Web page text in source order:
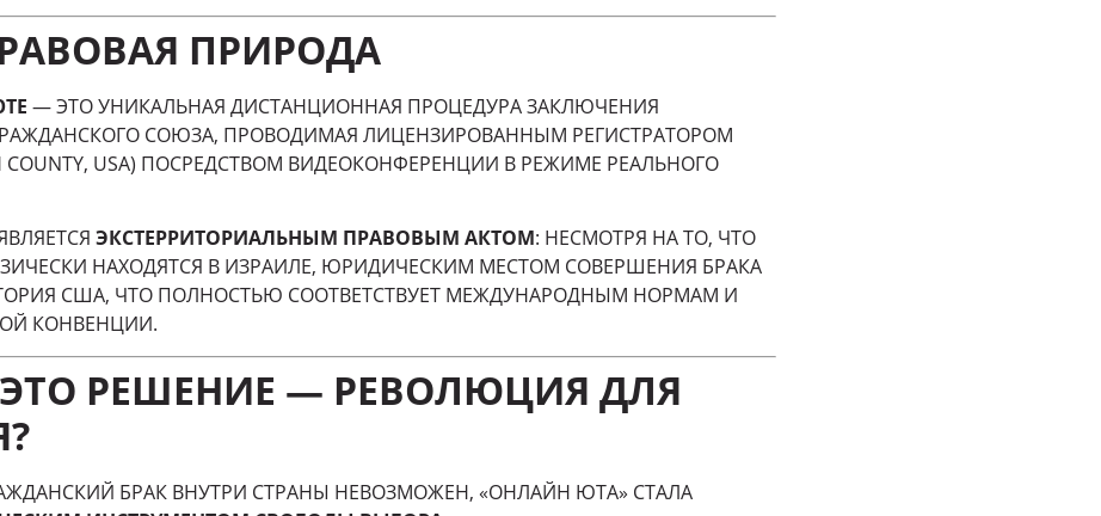
ПРИРОДА
— ЭТО УНИКАЛЬНАЯ ДИСТАНЦИОННАЯ ПРОЦЕДУРА ЗАКЛЮЧЕНИЯ
СОЮЗА, ПРОВОДИМАЯ ЛИЦЕНЗИРОВАННЫМ РЕГИСТРАТОРОМ
COUNTY, USA) ПОСРЕДСТВОМ ВИДЕОКОНФЕРЕНЦИИ В РЕЖИМЕ РЕАЛЬНОГО
ЭКСТЕРРИТОРИАЛЬНЫМ ПРАВОВЫМ АКТОМ: НЕСМОТРЯ НА ТО, ЧТО
НАХОДЯТСЯ В ИЗРАИЛЕ, ЮРИДИЧЕСКИМ МЕСТОМ СОВЕРШЕНИЯ БРАКА
США, ЧТО ПОЛНОСТЬЮ СООТВЕТСТВУЕТ МЕЖДУНАРОДНЫМ НОРМАМ И
КОНВЕНЦИИ.
РЕШЕНИЕ — РЕВОЛЮЦИЯ ДЛЯ
БРАК ВНУТРИ СТРАНЫ НЕВОЗМОЖЕН, «ОНЛАЙН ЮТА» СТАЛА